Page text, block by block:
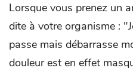
Lorsque vous prenez un
dite à votre organisme :
passe mais débarrasse
douleur est en effet